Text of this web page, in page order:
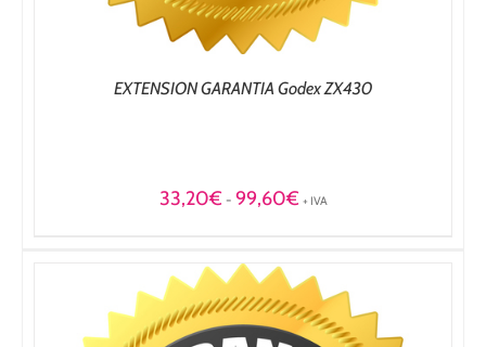
EXTENSION GARANTIA Godex ZX430
33,20€ - 99,60€Rango
33,20€
hasta
99,60€
+ IVA